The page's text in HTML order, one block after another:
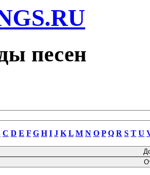
песен
C D E F G H I J K L M N O P Q R S T U